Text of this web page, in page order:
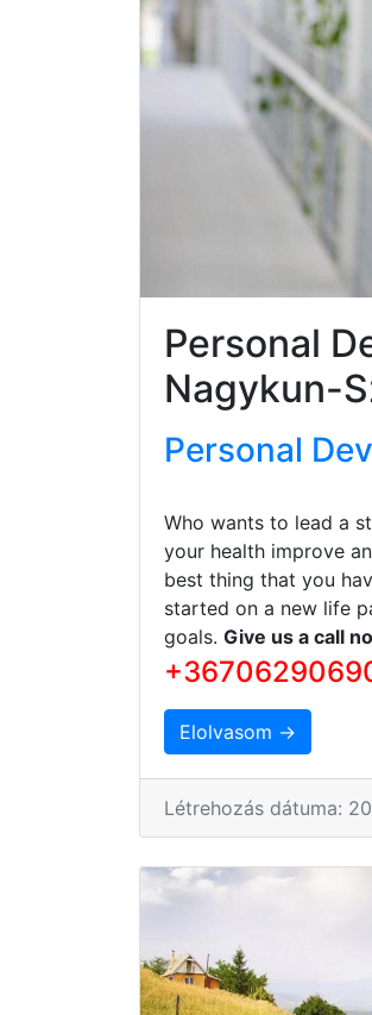
Personal
Nagykun-
Personal
Who wants to lead a
your health improve
best thing that you
started on a new life
goals. Give us a call
Elolvasom →
Létrehozás dátuma: